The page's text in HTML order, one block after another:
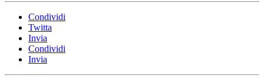
Condividi
Twitta
Invia
Condividi
Invia